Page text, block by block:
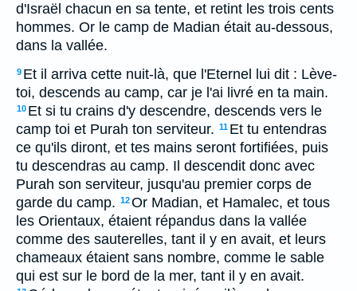
d'Israël chacun en sa tente, et retint les trois cents
hommes. Or le camp de Madian était au-dessous,
dans la vallée.
9 Et il arriva cette nuit-là, que l'Eternel lui dit : Lève-
toi, descends au camp, car je l'ai livré en ta main.
10 Et si tu crains d'y descendre, descends vers le
camp toi et Purah ton serviteur. 11 Et tu entendras
ce qu'ils diront, et tes mains seront fortifiées, puis
tu descendras au camp. Il descendit donc avec
Purah son serviteur, jusqu'au premier corps de
garde du camp. 12Or Madian, et Hamalec, et tous
les Orientaux, étaient répandus dans la vallée
comme des sauterelles, tant il y en avait, et leurs
chameaux étaient sans nombre, comme le sable
qui est sur le bord de la mer, tant il y en avait.